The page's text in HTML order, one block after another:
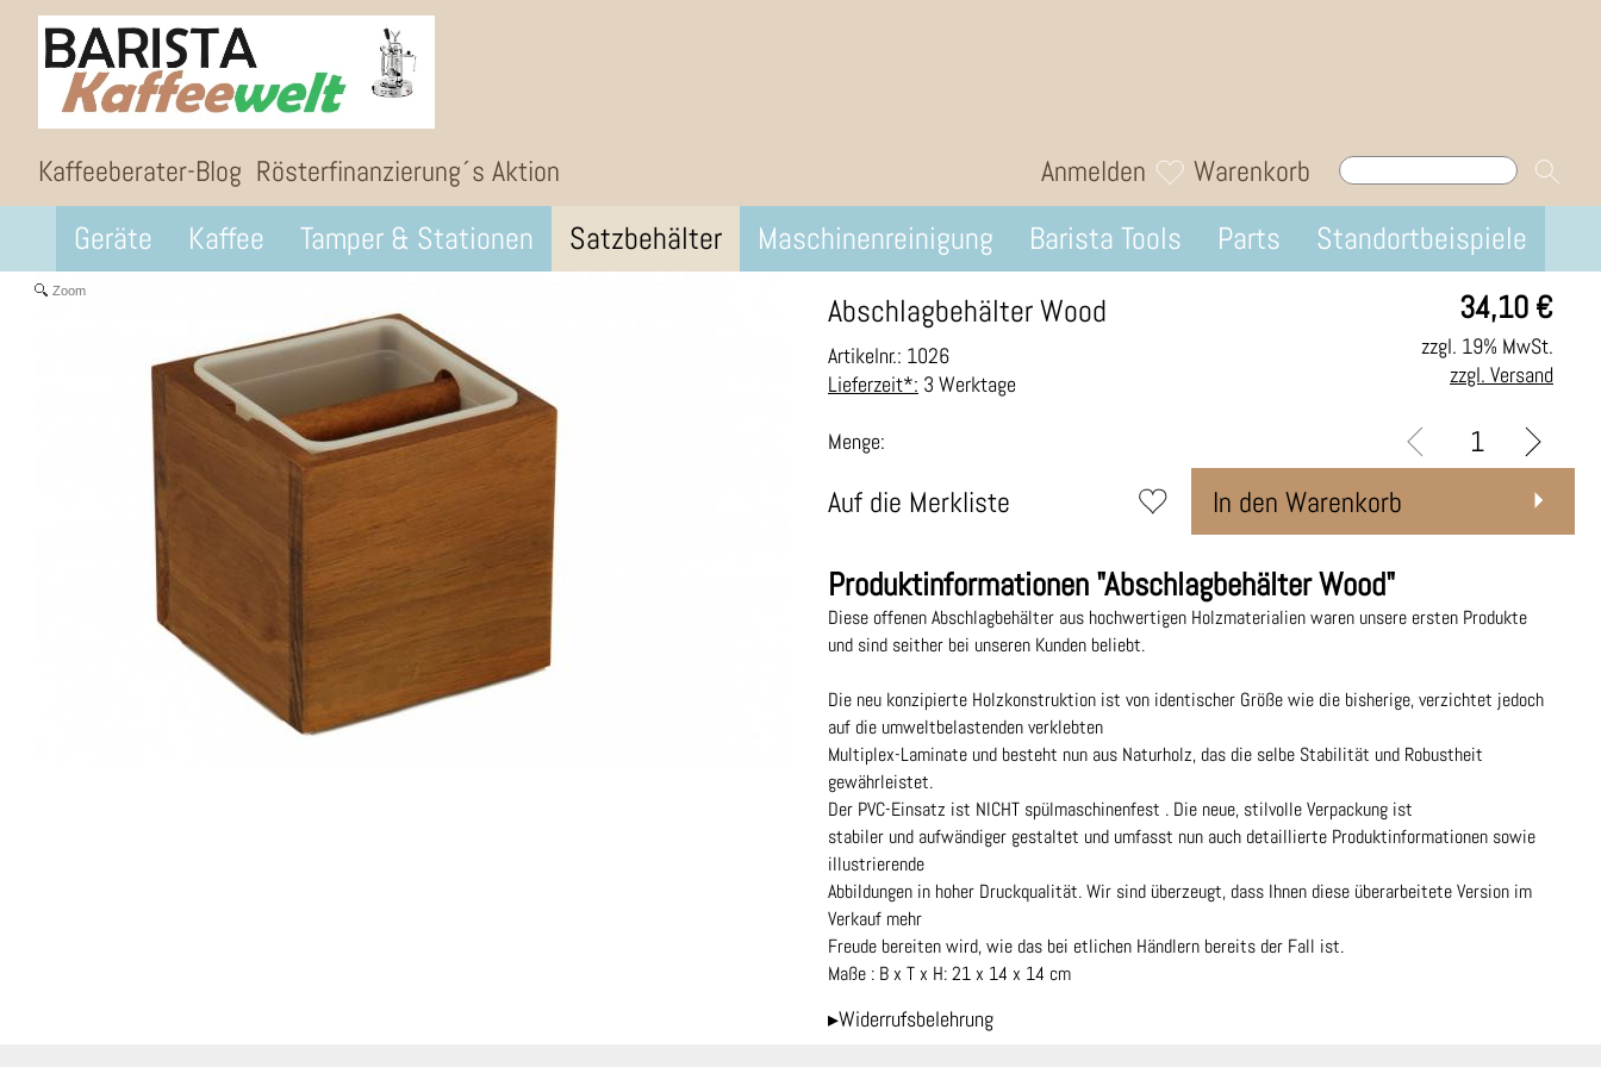
Kaffeeberater-Blog Rösterfinanzierung´s Aktion Anmelden Warenkorb
Geräte Kaffee Tamper & Stationen Satzbehälter Maschinenreinigung Barista Tools Parts Standortbeispiele
Zoom 34,10 €
Abschlagbehälter Wood
Artikelnr.: 1026
Lieferzeit*: 3 Werktage
zzgl. 19% MwSt.
zzgl. Versand
Menge:
Auf die Merkliste In den Warenkorb
Produktinformationen "Abschlagbehälter Wood"
Diese offenen Abschlagbehälter aus hochwertigen Holzmaterialien waren unsere ersten Produkte
und sind seither bei unseren Kunden beliebt.
Die neu konzipierte Holzkonstruktion ist von identischer Größe wie die bisherige, verzichtet jedoch
auf die umweltbelastenden verklebten
Multiplex-Laminate und besteht nun aus Naturholz, das die selbe Stabilität und Robustheit
gewährleistet.
Der PVC-Einsatz ist NICHT spülmaschinenfest . Die neue, stilvolle Verpackung ist
stabiler und aufwändiger gestaltet und umfasst nun auch detaillierte Produktinformationen sowie
illustrierende
Abbildungen in hoher Druckqualität. Wir sind überzeugt, dass Ihnen diese überarbeitete Version im
Verkauf mehr
Freude bereiten wird, wie das bei etlichen Händlern bereits der Fall ist.
Maße : B x T x H: 21 x 14 x 14 cm
▸Widerrufsbelehrung